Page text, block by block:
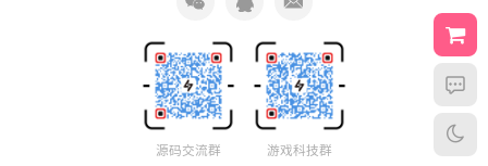
源码交流群 游戏科技群